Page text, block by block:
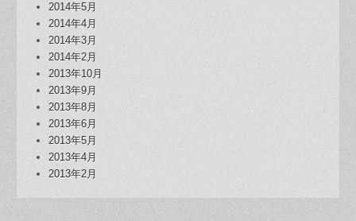
2014年5月
2014年4月
2014年3月
2014年2月
2013年10月
2013年9月
2013年8月
2013年6月
2013年5月
2013年4月
2013年2月